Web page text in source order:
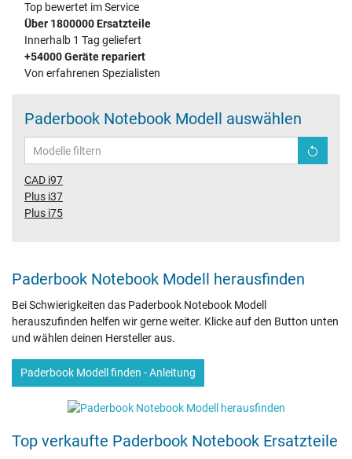
Top bewertet im Service
Über 1800000 Ersatzteile
Innerhalb 1 Tag geliefert
+54000 Geräte repariert
Von erfahrenen Spezialisten
Paderbook Notebook Modell auswählen
CAD i97
Plus i37
Plus i75
Paderbook Notebook Modell herausfinden
Bei Schwierigkeiten das Paderbook Notebook Modell
herauszufinden helfen wir gerne weiter. Klicke auf den Button unten
und wählen deinen Hersteller aus.
Paderbook Modell finden - Anleitung
Top verkaufte Paderbook Notebook Ersatzteile